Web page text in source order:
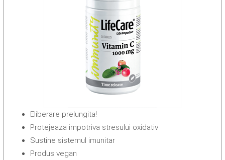
Eliberare prelungita!
Protejeaza impotriva stresului oxidativ
Sustine sistemul imunitar
Produs vegan